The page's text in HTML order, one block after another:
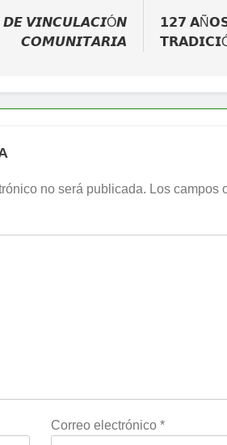
𝙑𝙄𝙉𝘾𝙐𝙇𝘼𝘾𝙄Ó𝙉
𝘾𝙊𝙈𝙐𝙉𝙄𝙏𝘼𝙍𝙄𝘼
𝟭𝟮𝟳
no será publicada. Los campos
Correo electrónico *